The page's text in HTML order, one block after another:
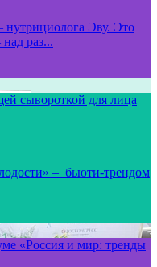
нутрициолога Эву. Это
раз...
сывороткой для лица
– бьюти-трендом
«Россия и мир: тренды